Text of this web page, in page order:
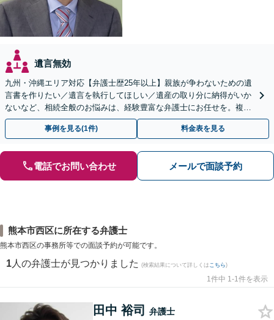
遺言無効
九州・沖縄エリア対応【弁護士歴25年以上】親族が争わないための遺
言書を作りたい／遺言を執行してほしい／遺産の取り分に納得がいか
ないなど、相続全般のお悩みは、経験豊富な弁護士にお任せを。複雑
な問題も粘り強く対応し、解決に導きます。
事例を見る(1件) 料金表を見る
電話でお問い合わせ メールで面談予約
熊本市西区に所在する弁護士
熊本市西区の事務所等での面談予約が可能です。
1 人の弁護士が見つかりました (検索結果について詳しくは こちら)
1件中 1-1件を表示
田中 裕司 弁護士